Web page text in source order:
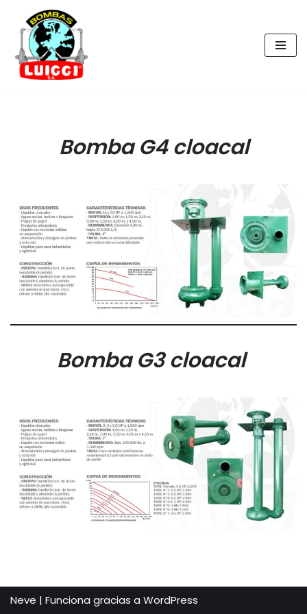
Saltar
al
contenido
Bomba G4 cloacal
Bomba G3 cloacal
Neve | Funciona gracias a WordPress